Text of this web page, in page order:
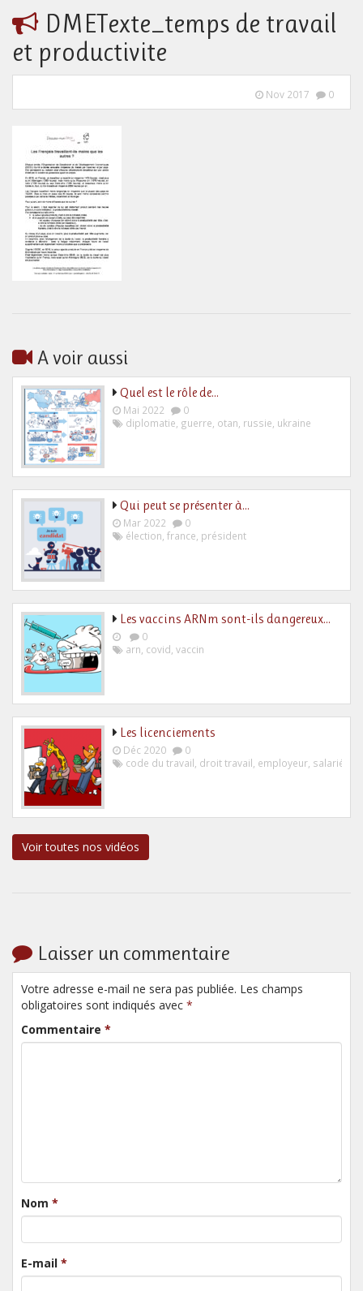
DMETexte_temps de travail
et productivite
Nov 2017 0
A voir aussi
Quel est le rôle de…
Mai 2022
0
diplomatie guerre otan russie ukraine
Qui peut se présenter à…
Mar 2022
0
élection, france, président
Les vaccins ARNm sont-ils dangereux…
0
arn, covid, vaccin
Les licenciements
Déc 2020
0
code du travail, droit travail, employeur, salarié
Voir toutes nos vidéos
Laisser un commentaire
Votre adresse e-mail ne sera pas publiée. Les champs
obligatoires sont indiqués avec *
Commentaire *
Nom *
E-mail *